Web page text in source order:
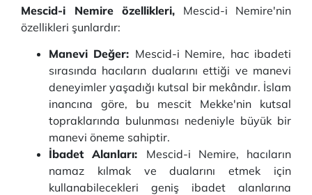
Mescid-i Nemire özellikleri, Mescid-i Nemire'nin
özellikleri şunlardır:
Manevi Değer: Mescid-i Nemire, hac ibadeti
sırasında hacıların dualarını ettiği ve manevi
deneyimler yaşadığı kutsal bir mekândır. İslam
inancına göre, bu mescit Mekke'nin kutsal
topraklarında bulunması nedeniyle büyük bir
manevi öneme sahiptir.
İbadet Alanları: Mescid-i Nemire, hacıların
namaz kılmak ve dualarını etmek için
kullanabilecekleri geniş ibadet alanlarına